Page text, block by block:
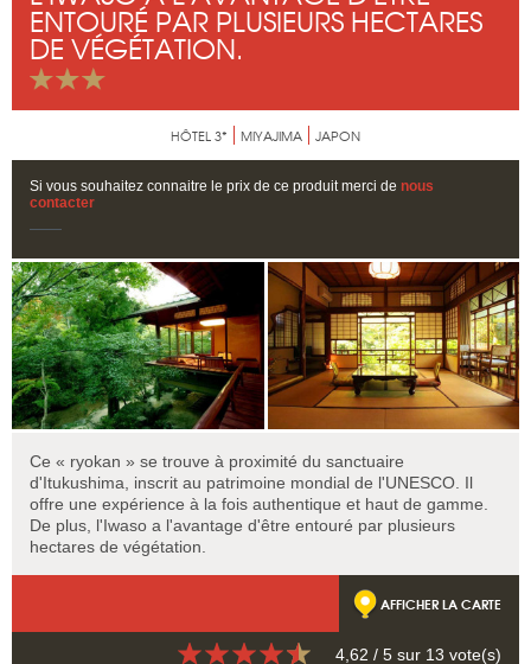
ENTOURÉ PAR PLUSIEURS HECTARES
DE VÉGÉTATION.
HÔTEL 3* MIYAJIMA JAPON
Si vous souhaitez connaitre le prix de ce produit merci de nous
contacter
Ce « ryokan » se trouve à proximité du sanctuaire
d'Itukushima, inscrit au patrimoine mondial de l'UNESCO. Il
offre une expérience à la fois authentique et haut de gamme.
De plus, l'Iwaso a l'avantage d'être entouré par plusieurs
hectares de végétation.
AFFICHER LA CARTE
4,62 / 5 sur 13 vote(s)